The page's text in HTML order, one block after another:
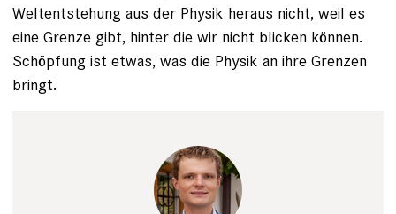
Weltentstehung aus der Physik heraus nicht, weil es
eine Grenze gibt, hinter die wir nicht blicken können.
Schöpfung ist etwas, was die Physik an ihre Grenzen
bringt.